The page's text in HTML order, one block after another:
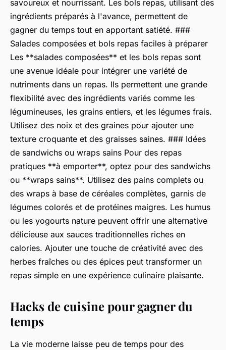
savoureux et nourrissant. Les bols repas, utilisant des
ingrédients préparés à l'avance, permettent de
gagner du temps tout en apportant satiété. ###
Salades composées et bols repas faciles à préparer
Les **salades composées** et les bols repas sont
une avenue idéale pour intégrer une variété de
nutriments dans un repas. Ils permettent une grande
flexibilité avec des ingrédients variés comme les
légumineuses, les grains entiers, et les légumes frais.
Utilisez des noix et des graines pour ajouter une
texture croquante et des graisses saines. ### Idées
de sandwichs ou wraps sains Pour des repas
pratiques **à emporter**, optez pour des sandwichs
ou **wraps sains**. Utilisez des pains complets ou
des wraps à base de céréales complètes, garnis de
légumes colorés et de protéines maigres. Les humus
ou les yogourts nature peuvent offrir une alternative
délicieuse aux sauces traditionnelles riches en
calories. Ajouter une touche de créativité avec des
herbes fraîches ou des épices peut transformer un
repas simple en une expérience culinaire plaisante.
Hacks de cuisine pour gagner du
temps
La vie moderne laisse peu de temps pour des